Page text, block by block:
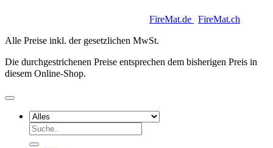
FireMat.de FireMat.ch
Alle Preise inkl. der gesetzlichen MwSt.
Die durchgestrichenen Preise entsprechen dem bisherigen Preis in
diesem Online-Shop.
Suchen